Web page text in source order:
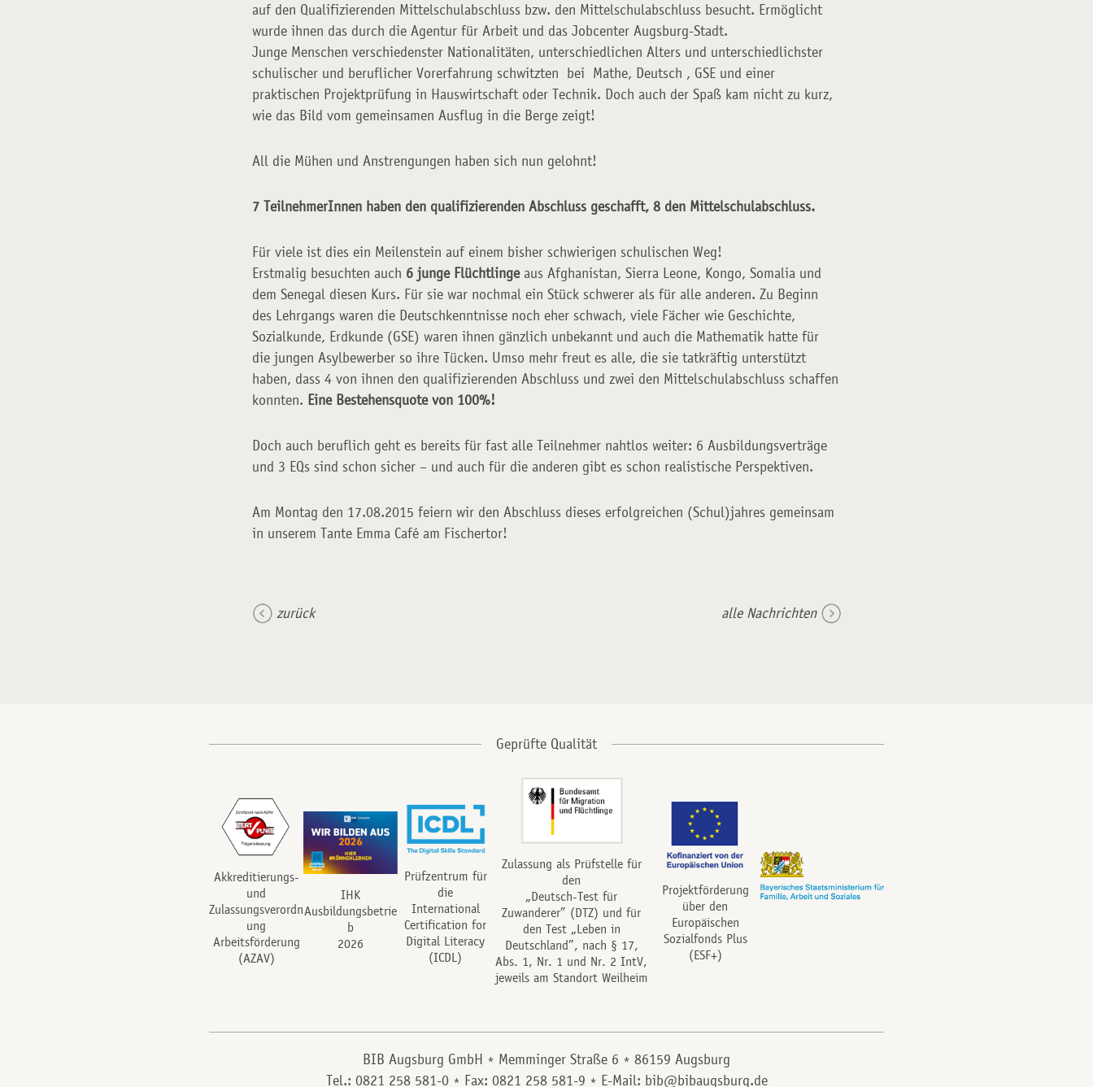
auf den Qualifizierenden Mittelschulabschluss bzw. den Mittelschulabschluss besucht. Ermöglicht
wurde ihnen das durch die Agentur für Arbeit und das Jobcenter Augsburg-Stadt.
Junge Menschen verschiedenster Nationalitäten, unterschiedlichen Alters und unterschiedlichster
schulischer und beruflicher Vorerfahrung schwitzten bei Mathe, Deutsch , GSE und einer
praktischen Projektprüfung in Hauswirtschaft oder Technik. Doch auch der Spaß kam nicht zu kurz,
wie das Bild vom gemeinsamen Ausflug in die Berge zeigt!
All die Mühen und Anstrengungen haben sich nun gelohnt!
7 TeilnehmerInnen haben den qualifizierenden Abschluss geschafft, 8 den Mittelschulabschluss.
Für viele ist dies ein Meilenstein auf einem bisher schwierigen schulischen Weg!
Erstmalig besuchten auch 6 junge Flüchtlingeaus Afghanistan, Sierra Leone, Kongo, Somalia und
dem Senegal diesen Kurs. Für sie war nochmal ein Stück schwerer als für alle anderen. Zu Beginn
des Lehrgangs waren die Deutschkenntnisse noch eher schwach, viele Fächer wie Geschichte,
Sozialkunde, Erdkunde (GSE) waren ihnen gänzlich unbekannt und auch die Mathematik hatte für
die jungen Asylbewerber so ihre Tücken. Umso mehr freut es alle, die sie tatkräftig unterstützt
haben, dass 4 von ihnen den qualifizierenden Abschluss und zwei den Mittelschulabschluss schaffen
konnten. Eine Bestehensquote von 100%!
Doch auch beruflich geht es bereits für fast alle Teilnehmer nahtlos weiter: 6 Ausbildungsverträge
und 3 EQs sind schon sicher – und auch für die anderen gibt es schon realistische Perspektiven.
Am Montag den 17.08.2015 feiern wir den Abschluss dieses erfolgreichen (Schul)jahres gemeinsam
in unserem Tante Emma Café am Fischertor!
zurück alle Nachrichten
Akkreditierungs-
und
Zulassungsverordn
ung
Arbeitsförderung
(AZAV)
IHK
Ausbildungsbetrie
b
2026
Prüfzentrum für
die
International
Certification for
Digital Literacy
(ICDL)
Zulassung als Prüfstelle für
den
„Deutsch-Test für
Zuwanderer” (DTZ) und für
den Test „Leben in
Deutschland”, nach § 17,
Abs. 1, Nr. 1 und Nr. 2 IntV,
jeweils am Standort Weilheim
Projektförderung
über den
Europäischen
Sozialfonds Plus
(ESF+)
BIB Augsburg GmbH Memminger Straße 6
86159 Augsburg
Tel.: 0821 258 581-0
Fax: 0821 258 581-9 E-Mail: bib@bibaugsburg.de